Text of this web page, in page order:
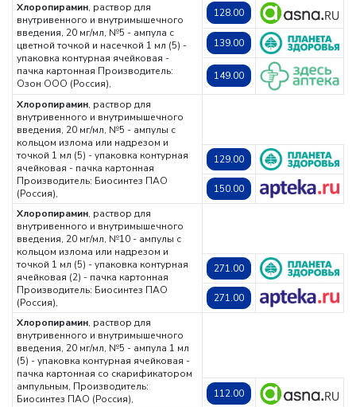
Хлоропирамин, раствор для
внутривенного и внутримышечного
введения, 20 мг/мл, №5 - ампула с
цветной точкой и насечкой 1 мл (5) -
упаковка контурная ячейковая -
пачка картонная Производитель:
Озон ООО (Россия),
128.00
139.00
149.00
Хлоропирамин, раствор для
внутривенного и внутримышечного
введения, 20 мг/мл, №5 - ампулы с
кольцом излома или надрезом и
точкой 1 мл (5) - упаковка контурная
ячейковая - пачка картонная
Производитель: Биосинтез ПАО
(Россия),
129.00
150.00
Хлоропирамин, раствор для
внутривенного и внутримышечного
введения, 20 мг/мл, №10 - ампулы с
кольцом излома или надрезом и
точкой 1 мл (5) - упаковка контурная
ячейковая (2) - пачка картонная
Производитель: Биосинтез ПАО
(Россия),
271.00
271.00
Хлоропирамин, раствор для
внутривенного и внутримышечного
введения, 20 мг/мл, №5 - ампула 1 мл
(5) - упаковка контурная ячейковая -
пачка картонная со скарификатором
ампульным, Производитель:
Биосинтез ПАО (Россия),
112.00